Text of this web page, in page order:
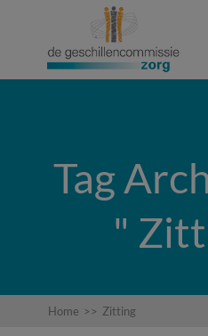
Tag
"
Home >> Zitting